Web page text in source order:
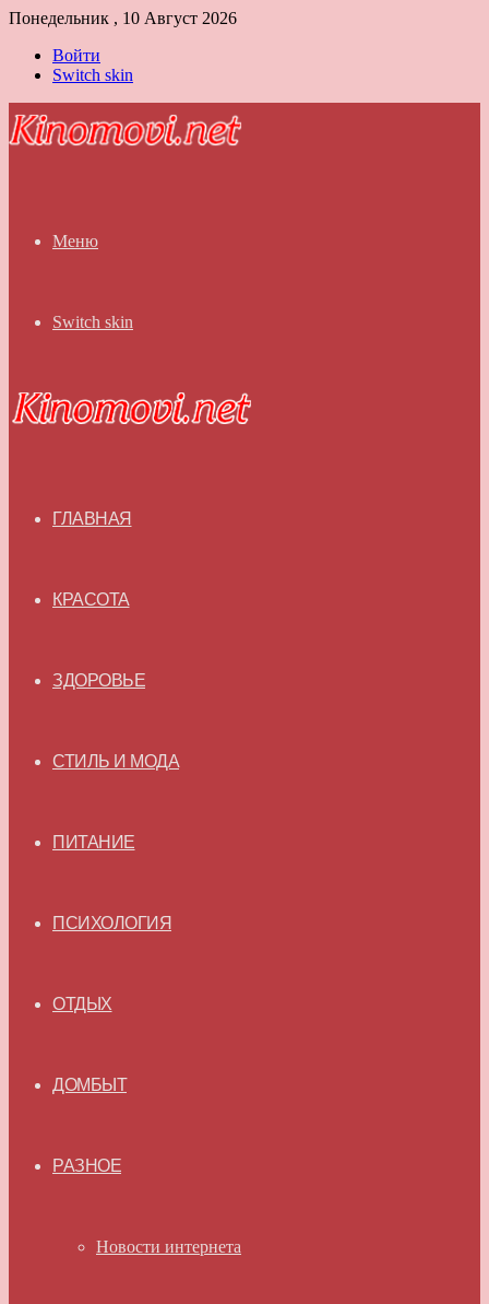
Понедельник , 10 Август 2026
Войти
Switch skin
Меню
Switch skin
ГЛАВНАЯ
КРАСОТА
ЗДОРОВЬЕ
СТИЛЬ И МОДА
ПИТАНИЕ
ПСИХОЛОГИЯ
ОТДЫХ
ДОМБЫТ
РАЗНОЕ
Новости интернета